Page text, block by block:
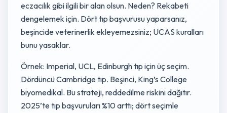
eczacılık gibi ilgili bir alan olsun. Neden? Rekabeti
dengelemek için. Dört tıp başvurusu yaparsanız,
beşincide veterinerlik ekleyemezsiniz; UCAS kuralları
bunu yasaklar.
Örnek: Imperial, UCL, Edinburgh tıp için üç seçim.
Dördüncü Cambridge tıp. Beşinci, King’s College
biyomedikal. Bu strateji, reddedilme riskini dağıtır.
2025’te tıp başvuruları %10 arttı; dört seçimle